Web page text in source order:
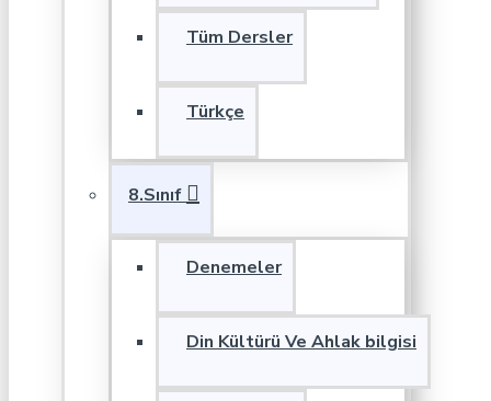
Tüm Dersler
Türkçe
8.Sınıf
Denemeler
Din Kültürü Ve Ahlak bilgisi